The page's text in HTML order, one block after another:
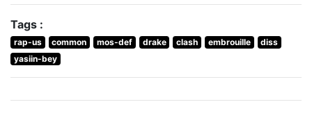
Tags :
rap-us common mos-def drake clash embrouille
diss
yasiin-bey